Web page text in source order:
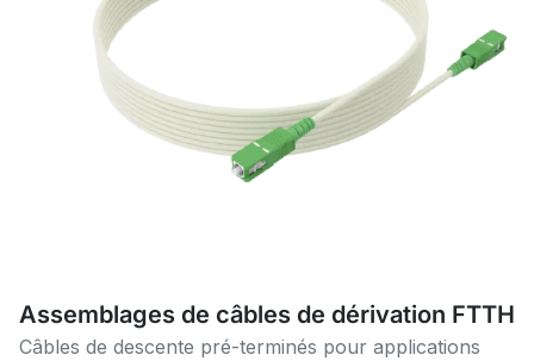
Assemblages de câbles de dérivation FTTH
Câbles de descente pré-terminés pour applications